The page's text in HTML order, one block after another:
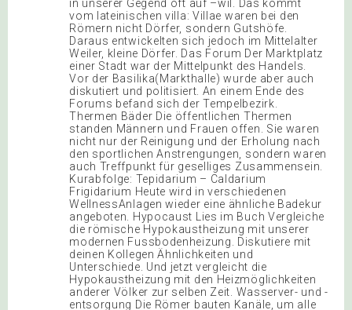
in unserer Gegend oft auf –wil. Das kommt
vom lateinischen villa: Villae waren bei den
Römern nicht Dörfer, sondern Gutshöfe.
Daraus entwickelten sich jedoch im Mittelalter
Weiler, kleine Dörfer. Das Forum Der Marktplatz
einer Stadt war der Mittelpunkt des Handels.
Vor der Basilika(Markthalle) wurde aber auch
diskutiert und politisiert. An einem Ende des
Forums befand sich der Tempelbezirk.
Thermen Bäder Die öffentlichen Thermen
standen Männern und Frauen offen. Sie waren
nicht nur der Reinigung und der Erholung nach
den sportlichen Anstrengungen, sondern waren
auch Treffpunkt für geselliges Zusammensein.
Kurabfolge: Tepidarium – Caldarium
Frigidarium Heute wird in verschiedenen
WellnessAnlagen wieder eine ähnliche Badekur
angeboten. Hypocaust Lies im Buch Vergleiche
die römische Hypokaustheizung mit unserer
modernen Fussbodenheizung. Diskutiere mit
deinen Kollegen Ähnlichkeiten und
Unterschiede. Und jetzt vergleicht die
Hypokaustheizung mit den Heizmöglichkeiten
anderer Völker zur selben Zeit. Wasserver- und -
entsorgung Die Römer bauten Kanäle, um alle